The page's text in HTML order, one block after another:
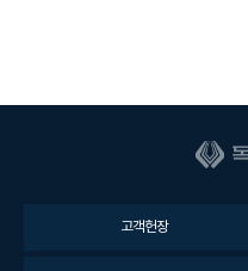
고객헌장